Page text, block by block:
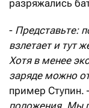
разряжались
- Представьте:
взлетает и тут
Хотя в менее
заряде можно
пример Ступин.